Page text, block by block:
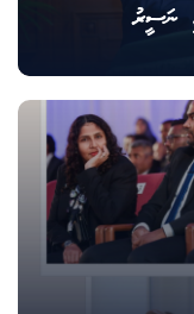
ނަސީރު